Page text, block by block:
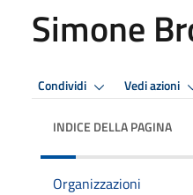
Simone
Condividi Vedi azioni
INDICE DELLA PAGINA
Organizzazioni